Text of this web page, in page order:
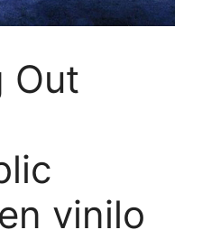
Out
vinilo